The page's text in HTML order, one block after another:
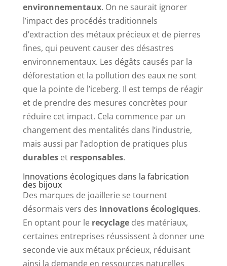
environnementaux. On ne saurait ignorer
l’impact des procédés traditionnels
d’extraction des métaux précieux et de pierres
fines, qui peuvent causer des désastres
environnementaux. Les dégâts causés par la
déforestation et la pollution des eaux ne sont
que la pointe de l’iceberg. Il est temps de réagir
et de prendre des mesures concrètes pour
réduire cet impact. Cela commence par un
changement des mentalités dans l’industrie,
mais aussi par l’adoption de pratiques plus
durableset responsables.
Innovations écologiques dans la fabrication
des bijoux
Des marques de joaillerie se tournent
désormais vers des innovations écologiques.
En optant pour le recyclagedes matériaux,
certaines entreprises réussissent à donner une
seconde vie aux métaux précieux, réduisant
ainsi la demande en ressources naturelles